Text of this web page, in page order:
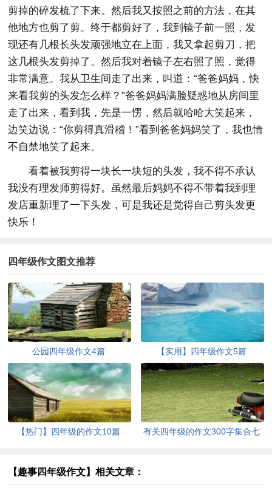
剪掉的碎发梳了下来。然后我又按照之前的方法，在其
他地方也剪了剪。终于都剪好了，我到镜子前一照，发
现还有几根长头发顽强地立在上面，我又拿起剪刀，把
这几根头发剪掉了。然后我对着镜子左右照了照，觉得
非常满意。我从卫生间走了出来，叫道：“爸爸妈妈，快
来看我剪的头发怎么样？”爸爸妈妈满脸疑惑地从房间里
走了出来，看到我，先是一愣，然后就哈哈大笑起来，
边笑边说：“你剪得真滑稽！”看到爸爸妈妈笑了，我也情
不自禁地笑了起来。
看着被我剪得一块长一块短的头发，我不得不承认
我没有理发师剪得好。虽然最后妈妈不得不带着我到理
发店重新理了一下头发，可是我还是觉得自己剪头发更
快乐！
四年级作文图文推荐
公园四年级作文4篇 【实用】四年级作文5篇
【热门】四年级的作文10篇
有关四年级的作文300字集合七
【趣事四年级作文】相关文章：